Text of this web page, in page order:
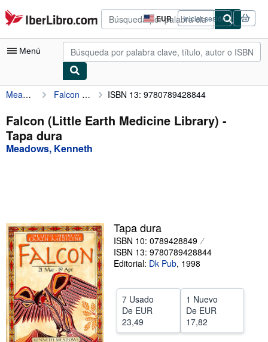
Pasar al contenido principal
IberLibro.com EUR
Preferencias
de
compra
del
Iniciar sesión
Menú
Mi cuenta
Consultar mis pedidos
Búsqueda avanzada
Vendedores
Comenzar a vender
Ayuda
Meadows, Kenneth Falcon (Little Earth Medicine Library) ISBN 13: 9780789428844
Falcon (Little Earth Medicine Library) -
Tapa dura
Meadows, Kenneth
Tapa dura
ISBN 10: 0789428849
ISBN 13: 9780789428844
Editorial: Dk Pub, 1998
7 Usado
De EUR
23,49
1 Nuevo
De EUR
17,82